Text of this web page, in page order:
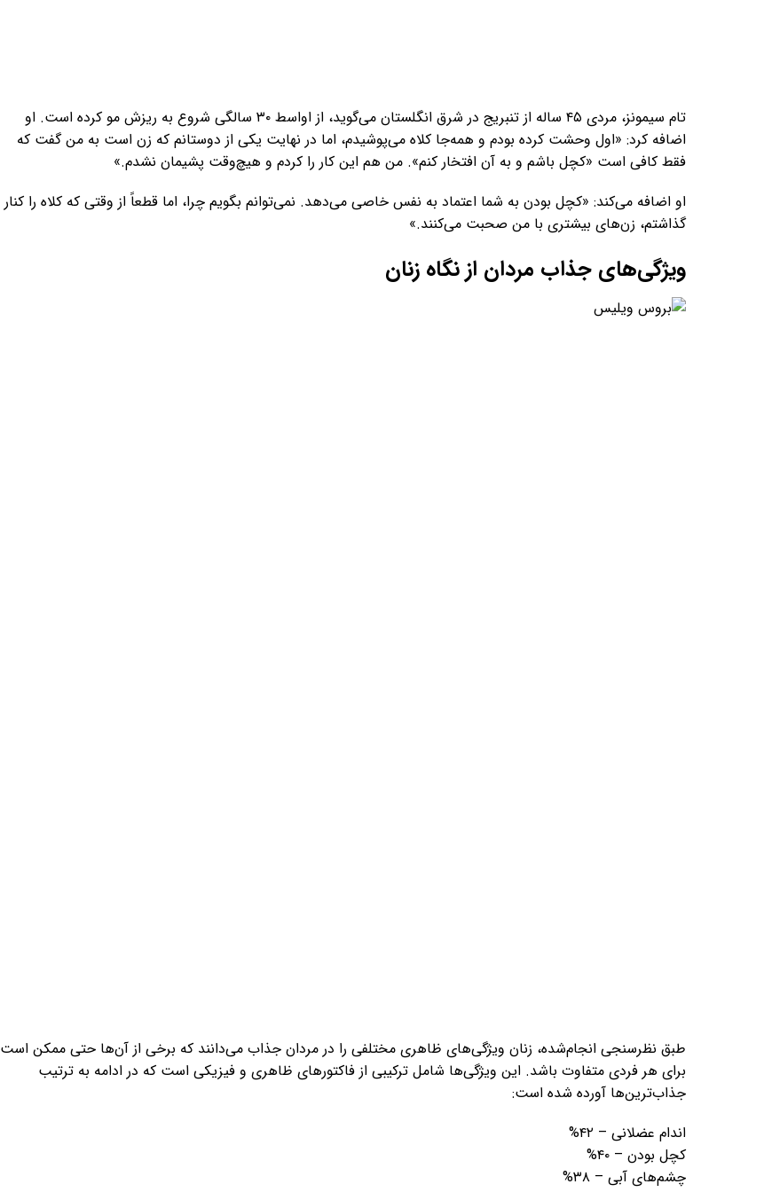
تام سیمونز، مردی ۴۵ ساله از تنبریج در شرق انگلستان می‌گوید، از اواسط ۳۰ سالگی شروع به ریزش مو کرده است. او
اضافه کرد: «اول وحشت کرده بودم و همه‌جا کلاه می‌پوشیدم، اما در نهایت یکی از دوستانم که زن است به من گفت که
فقط کافی است «کچل باشم و به آن افتخار کنم». من هم این کار را کردم و هیچ‌وقت پشیمان نشدم.»
او اضافه می‌کند: «کچل بودن به شما اعتماد به نفس خاصی می‌دهد. نمی‌توانم بگویم چرا، اما قطعاً از وقتی که کلاه را کنار
گذاشتم، زن‌های بیشتری با من صحبت می‌کنند.»
ویژگی‌های جذاب مردان از نگاه زنان
طبق نظرسنجی انجام‌شده، زنان ویژگی‌های ظاهری مختلفی را در مردان جذاب می‌دانند که برخی از آن‌ها حتی ممکن است
برای هر فردی متفاوت باشد. این ویژگی‌ها شامل ترکیبی از فاکتورهای ظاهری و فیزیکی است که در ادامه به ترتیب
جذاب‌ترین‌ها آورده شده است:
اندام عضلانی – ۴۲%
کچل بودن – ۴۰%
چشم‌های آبی – ۳۸%